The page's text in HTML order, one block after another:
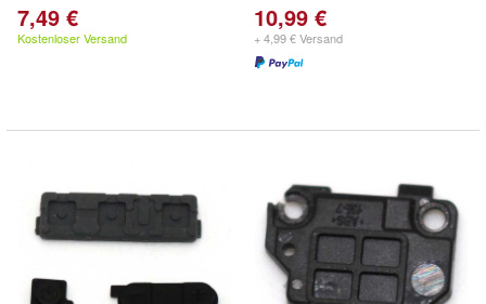
7,49 €
Kostenloser Versand
10,99 €
+ 4,99 € Versand